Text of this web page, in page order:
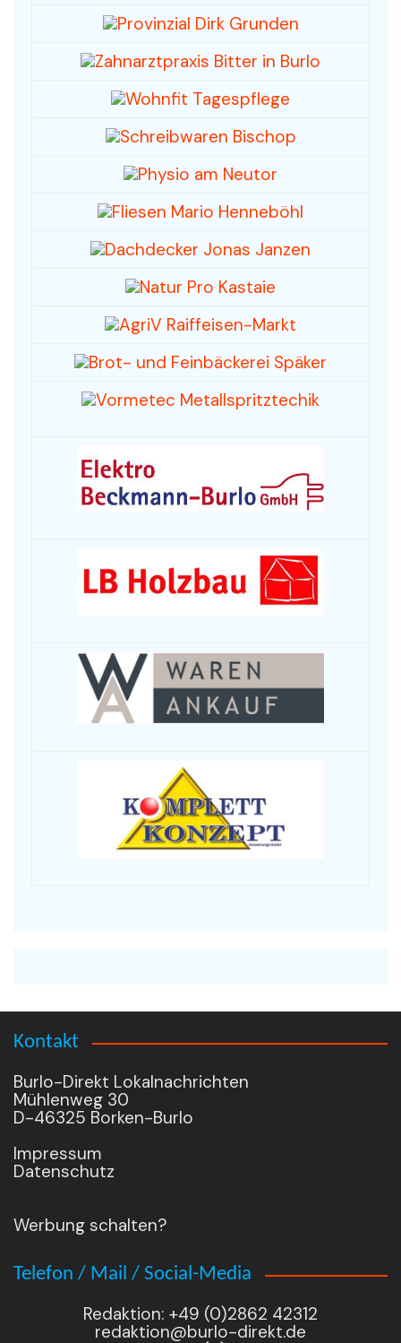
Kontakt
Burlo-Direkt Lokalnachrichten
Mühlenweg 30
D-46325 Borken-Burlo
Impressum
Datenschutz
Werbung schalten?
Telefon / Mail / Social-Media
Redaktion: +49 (0)2862 42312
redaktion@burlo-direkt.de